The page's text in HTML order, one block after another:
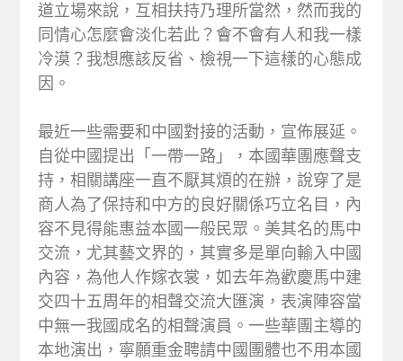
道立場來說，互相扶持乃理所當然，然而我的
同情心怎麼會淡化若此？會不會有人和我一樣
冷漠？我想應該反省、檢視一下這樣的心態成
因。
最近一些需要和中國對接的活動，宣佈展延。
自從中國提出「一帶一路」，本國華團應聲支
持，相關講座一直不厭其煩的在辦，說穿了是
商人為了保持和中方的良好關係巧立名目，內
容不見得能惠益本國一般民眾。美其名的馬中
交流，尤其藝文界的，其實多是單向輸入中國
內容，為他人作嫁衣裳，如去年為歡慶馬中建
交四十五周年的相聲交流大匯演，表演陣容當
中無一我國成名的相聲演員。一些華團主導的
本地演出，寧願重金聘請中國團體也不用本國